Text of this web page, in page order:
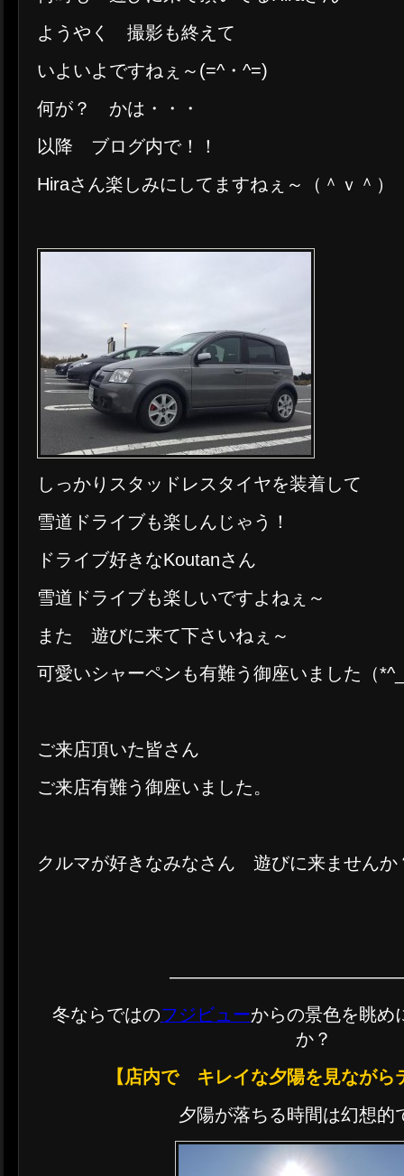
ようやく 撮影も終えて
いよいよですねぇ～(=^・^=)
何が？ かは・・・
以降 ブログ内で！！
Hiraさん楽しみにしてますねぇ～（＾ｖ＾）
しっかりスタッドレスタイヤを装着して
雪道ドライブも楽しんじゃう！
ドライブ好きなKoutanさん
雪道ドライブも楽しいですよねぇ～
また 遊びに来て下さいねぇ～
可愛いシャーペンも有難う御座いました（
ご来店頂いた皆さん
ご来店有難う御座いました。
クルマが好きなみなさん 遊びに来ませんか
冬ならではのフジビューからの景色を眺め
か？
【店内で キレイな夕陽を見ながら
夕陽が落ちる時間は幻想的